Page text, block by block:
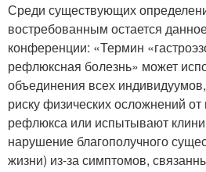
Среди существующих
востребованным остается
конференции: «Термин
рефлюксная болезнь» может
объединения всех
риску физических осложнений от
рефлюкса или испытывают
нарушение благополучного
жизни) из-за симптомов,